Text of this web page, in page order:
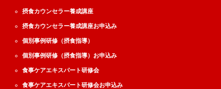
摂食カウンセラー養成講座
摂食カウンセラー養成講座お申込み
個別事例研修（摂食指導）
個別事例研修（摂食指導）お申込み
食事ケアエキスパート研修会
食事ケアエキスパート研修会お申込み